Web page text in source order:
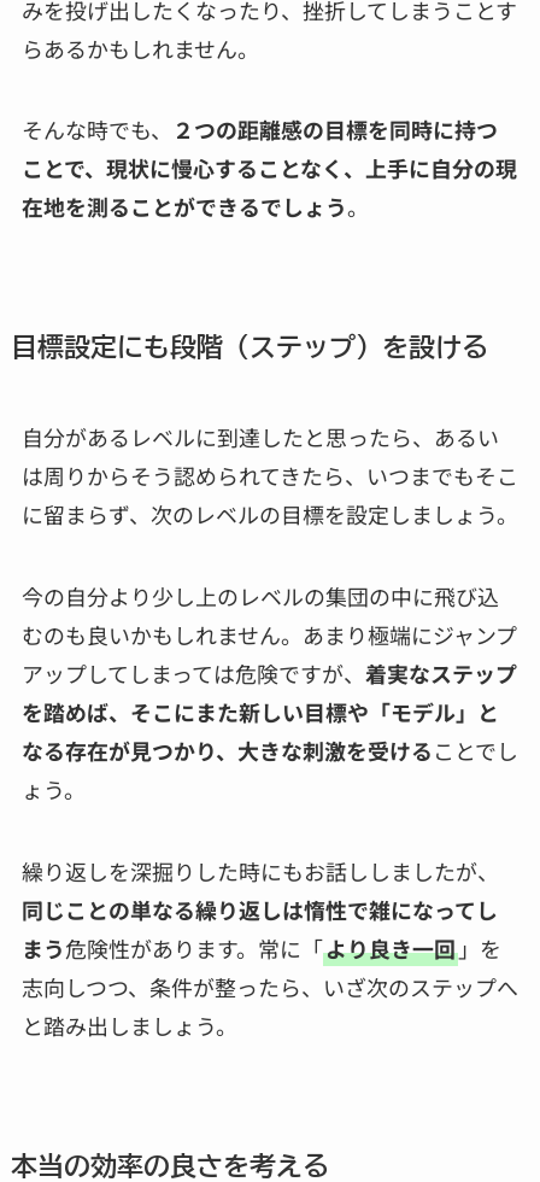
みを投げ出したくなったり、挫折してしまうことす
らあるかもしれません。
そんな時でも、
２つの距離感の目標を同時に持つ
ことで、現状に慢心することなく、上手に自分の現
在地を測ることができるでしょう。
目標設定にも段階（ステップ）を設ける
自分があるレベルに到達したと思ったら、あるい
は周りからそう認められてきたら、いつまでもそこ
に留まらず、次のレベルの目標を設定しましょう。
今の自分より少し上のレベルの集団の中に飛び込
むのも良いかもしれません。あまり極端にジャンプ
アップしてしまっては危険ですが、 着実なステップ
を踏めば、そこにまた新しい目標や「モデル」と
なる存在が見つかり、大きな刺激を受けることでし
ょう。
繰り返しを深掘りした時にもお話ししましたが、
同じことの単なる繰り返しは惰性で雑になってし
まう危険性があります。常に「より良き一回」を
志向しつつ、条件が整ったら、いざ次のステップへ
と踏み出しましょう。
本当の効率の良さを考える